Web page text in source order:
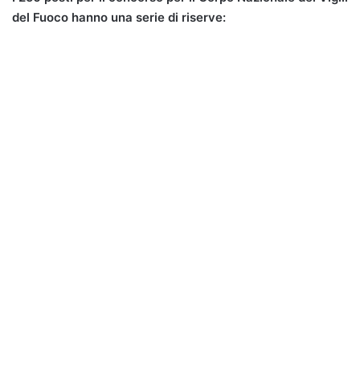
del Fuoco hanno una serie di riserve: